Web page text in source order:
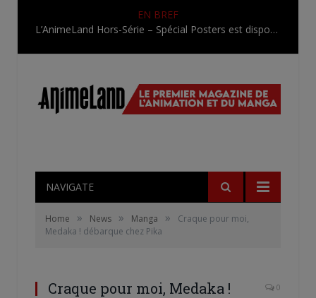
EN BREF
L’AnimeLand Hors-Série – Spécial Posters est disponible !
NAVIGATE
Home » News » Manga »
Craque pour moi,
Medaka ! débarque chez Pika
Craque pour moi, Medaka !
0